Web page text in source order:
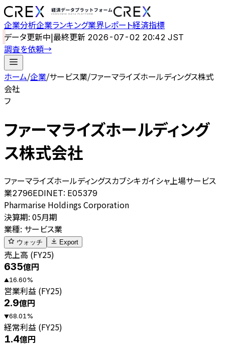
企業分析企業ランキング業界レポート経済指標
データ更新中|最終更新 2026-07-02 20:42 JST
調査を依頼→
ホーム/企業/サービス業/ファーマライズホールディングス株式
会社
フ
ファーマライズホールディング
ス株式会社
ファーマライズホールディングスカブシキガイシャ 上場サービス
業2796EDINET: E05379
Pharmarise Holdings Corporation
決算期: 05月期
業種: サービス業
ウォッチ Export
売上高 (FY25)
635億円
▲16.60%
営業利益 (FY25)
2.9億円
▼68.01 %
経常利益 (FY25)
1.4億円